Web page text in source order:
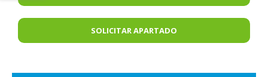
SOLICITAR APARTADO